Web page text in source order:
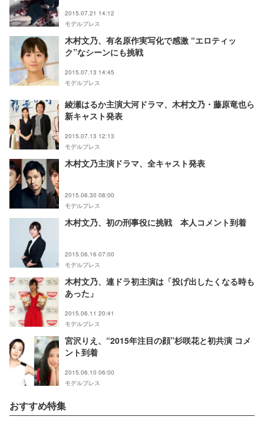
2015.07.21 14:12
モデルプレス
木村文乃、有名原作実写化で感激 “エロティッ
ク”なシーンにも挑戦
2015.07.13 14:45
モデルプレス
綾瀬はるか主演大河ドラマ、木村文乃・藤原竜也ら
新キャスト発表
2015.07.13 12:13
モデルプレス
木村文乃主演ドラマ、全キャスト発表
2015.06.30 08:00
モデルプレス
木村文乃、初の刑事役に挑戦 本人コメント到着
2015.06.16 07:00
モデルプレス
木村文乃、連ドラ初主演は「投げ出したくなる時も
あった」
2015.06.11 20:41
モデルプレス
宮沢りえ、“2015年注目の顔”杉咲花と初共演 コメ
ント到着
2015.06.10 06:00
モデルプレス
おすすめ特集